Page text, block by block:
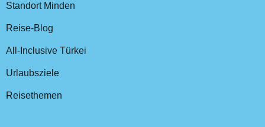
Standort Minden
Reise-Blog
All-Inclusive Türkei
Urlaubsziele
Reisethemen